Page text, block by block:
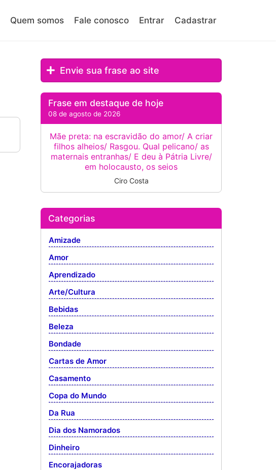
Quem somos Fale conosco Entrar Cadastrar
Envie sua frase ao site
Frase em destaque de hoje
08 de agosto de 2026
Mãe preta: na escravidão do amor/ A criar
filhos alheios/ Rasgou. Qual pelicano/ as
maternais entranhas/ E deu à Pátria Livre/
em holocausto, os seios
Ciro Costa
Categorias
Amizade
Amor
Aprendizado
Arte/Cultura
Bebidas
Beleza
Bondade
Cartas de Amor
Casamento
Copa do Mundo
Da Rua
Dia dos Namorados
Dinheiro
Encorajadoras